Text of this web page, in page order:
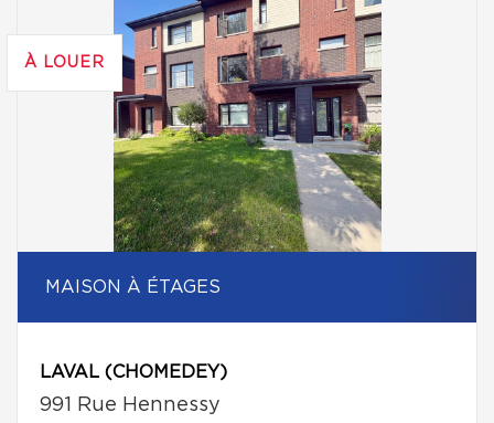
À LOUER
MAISON À ÉTAGES
LAVAL (CHOMEDEY)
991 Rue Hennessy